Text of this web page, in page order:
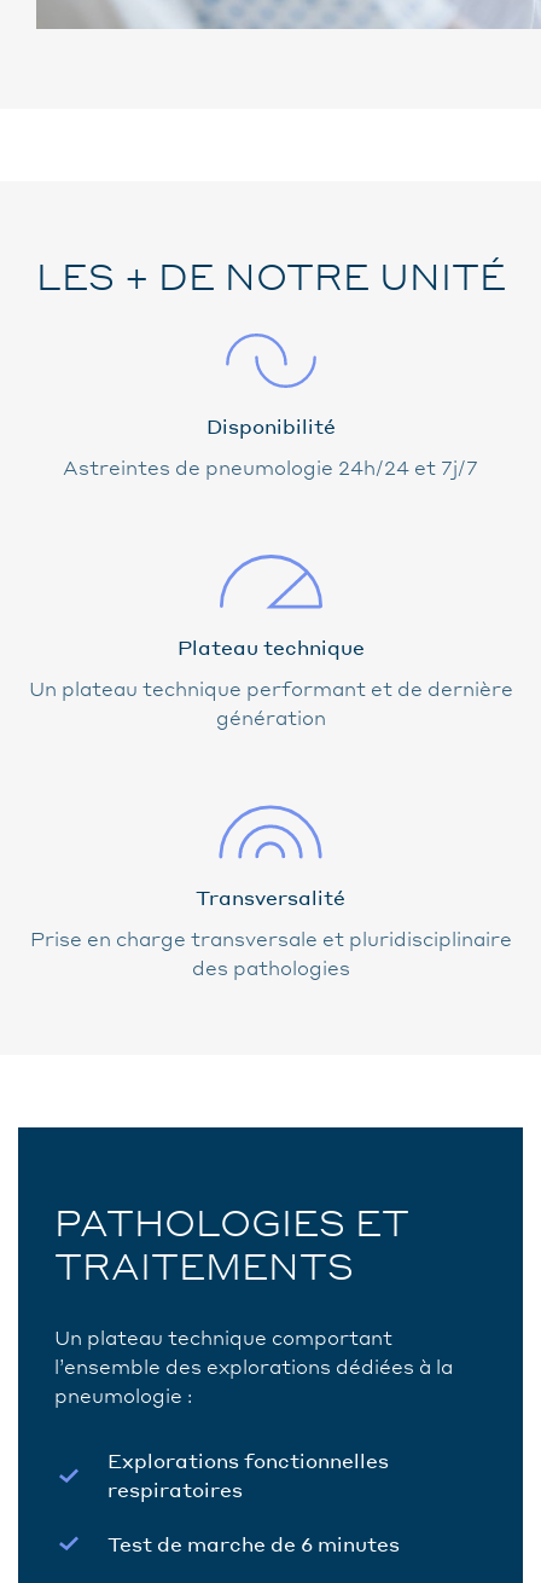
LES + DE NOTRE UNITÉ
Disponibilité
Astreintes de pneumologie 24h/24 et 7j/7
Plateau technique
Un plateau technique performant et de dernière
génération
Transversalité
Prise en charge transversale et pluridisciplinaire
des pathologies
PATHOLOGIES ET
TRAITEMENTS
Un plateau technique comportant
l’ensemble des explorations dédiées à la
pneumologie :
Explorations fonctionnelles
respiratoires
Test de marche de 6 minutes